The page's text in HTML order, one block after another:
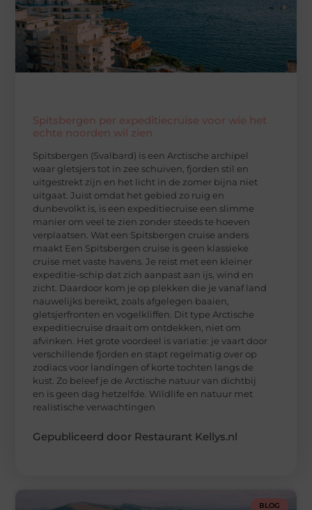
Spitsbergen per expeditiecruise voor wie het
echte noorden wil zien
Spitsbergen (Svalbard) is een Arctische archipel
waar gletsjers tot in zee schuiven, fjorden stil en
uitgestrekt zijn en het licht in de zomer bijna niet
uitgaat. Juist omdat het gebied zo ruig en
dunbevolkt is, is een expeditiecruise een slimme
manier om veel te zien zonder steeds te hoeven
verplaatsen. Wat een Spitsbergen cruise anders
maakt Een Spitsbergen cruise is geen klassieke
cruise met vaste havens. Je reist met een kleiner
expeditie-schip dat zich aanpast aan ijs, wind en
zicht. Daardoor kom je op plekken die je vanaf land
nauwelijks bereikt, zoals afgelegen baaien,
gletsjerfronten en vogelkliffen. Dit type Arctische
expeditiecruise draait om ontdekken, niet om
afvinken. Het grote voordeel is variatie: je vaart door
verschillende fjorden en stapt regelmatig over op
zodiacs voor landingen of korte tochten langs de
kust. Zo beleef je de Arctische natuur van dichtbij
en is geen dag hetzelfde. Wildlife en natuur met
realistische verwachtingen
Gepubliceerd door Restaurant Kellys.nl
BLOG